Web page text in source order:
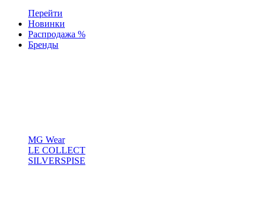
Перейти
Новинки
Распродажа %
Бренды
MG Wear
LE COLLECT
SILVERSPISE